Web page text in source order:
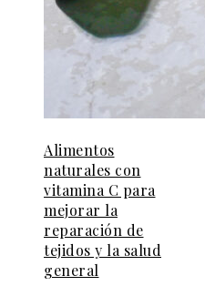
Alimentos
naturales con
vitamina C para
mejorar la
reparación de
tejidos y la salud
general